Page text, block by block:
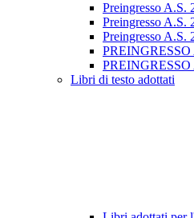
Preingresso A.S.
Preingresso A.S.
Preingresso A.S.
PREINGRESSO
PREINGRESSO
Libri di testo adottati